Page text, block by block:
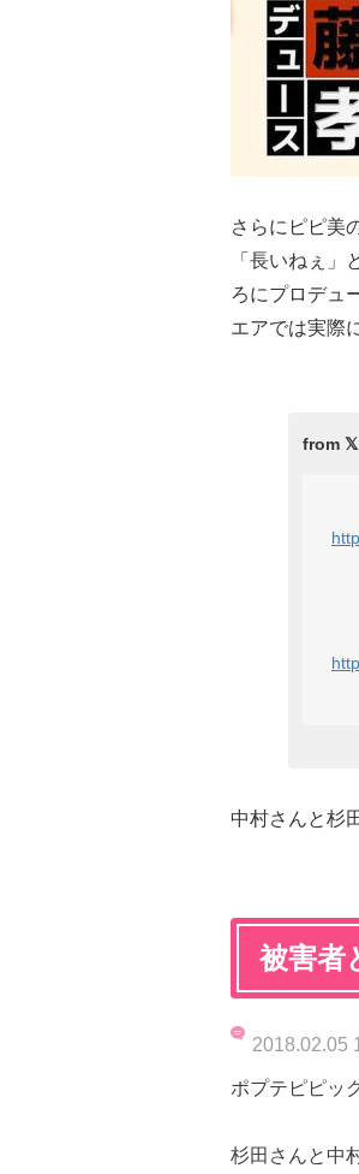
さらにピピ美
「長いねぇ
ろにプロデュ
エアでは実際
中村さんと杉
被害者
2018.02.05
ポプテピピッ
杉田さんと中